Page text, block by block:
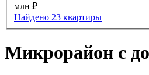
млн ₽
Найдено 23 квартиры
Микрорайон с